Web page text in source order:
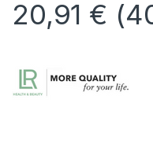
20,91 €